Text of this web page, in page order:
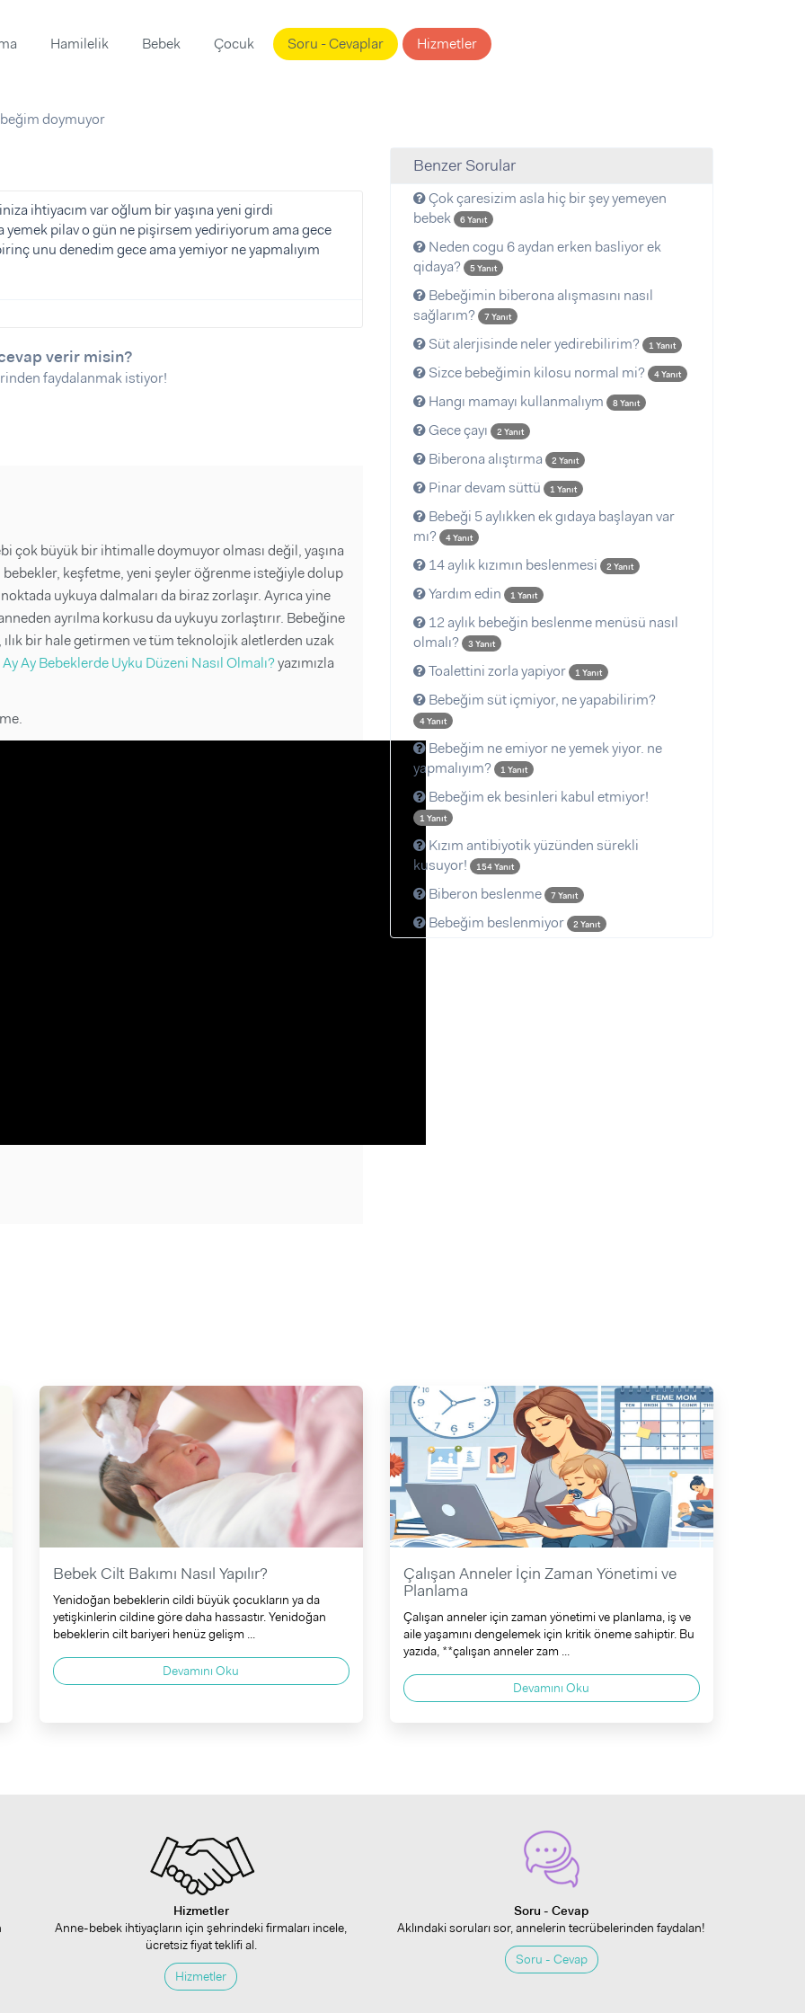
Hamilelik Bebek Çocuk Soru - Cevaplar Hizmetler
doymuyor
ihtiyacım var oğlum bir yaşına yeni girdi
pilav o gün ne pişirsem yediriyorum ama gece
unu denedim gece ama yemiyor ne yapmalıyım
verir misin?
faydalanmak istiyor!
çok büyük bir ihtimalle doymuyor olması değil, yaşına
bebekler, keşfetme, yeni şeyler öğrenme isteğiyle dolup
uykuya dalmaları da biraz zorlaşır. Ayrıca yine
ayrılma korkusu da uykuyu zorlaştırır. Bebeğine
bir hale getirmen ve tüm teknolojik aletlerden uzak
Ay Ay Bebeklerde Uyku Düzeni Nasıl Olmalı?yazımızla
Benzer Sorular
Çok çaresizim asla hiç bir şey yemeyen
bebek
6 Yanıt
Neden cogu 6 aydan erken basliyor ek
qidaya?
5 Yanıt
Bebeğimin biberona alışmasını nasıl
sağlarım?
7 Yanıt
Süt alerjisinde neler yedirebilirim? 1 Yanıt
Sizce bebeğimin kilosu normal mi? 4 Yanıt
Hangı mamayı kullanmalıym 8 Yanıt
Gece çayı 2 Yanıt
Biberona alıştırma 2 Yanıt
Pinar devam süttü 1 Yanıt
Bebeği 5 aylıkken ek gıdaya başlayan var
mı?
4 Yanıt
14 aylık kızımın beslenmesi 2 Yanıt
Yardım edin 1 Yanıt
12 aylık bebeğin beslenme menüsü nasıl
olmalı?
3 Yanıt
Toalettini zorla yapiyor 1 Yanıt
Bebeğim süt içmiyor, ne yapabilirim?
4 Yanıt
Bebeğim ne emiyor ne yemek yiyor. ne
yapmalıyım?
1 Yanıt
Bebeğim ek besinleri kabul etmiyor!
1 Yanıt
Kızım antibiyotik yüzünden sürekli
kusuyor!
154 Yanıt
Biberon beslenme 7 Yanıt
Bebeğim beslenmiyor 2 Yanıt
Bebek Cilt Bakımı Nasıl Yapılır?
Yenidoğan bebeklerin cildi büyük çocukların ya da
yetişkinlerin cildine göre daha hassastır. Yenidoğan
bebeklerin cilt bariyeri henüz gelişm ...
Devamını Oku
Çalışan Anneler İçin Zaman Yönetimi ve
Planlama
Çalışan anneler için zaman yönetimi ve planlama, iş ve
aile yaşamını dengelemek için kritik öneme sahiptir. Bu
yazıda, **çalışan anneler zam ...
Devamını Oku
Hizmetler
Anne-bebek ihtiyaçların için şehrindeki firmaları incele,
ücretsiz fiyat teklifi al.
Hizmetler
Soru - Cevap
Aklındaki soruları sor, annelerin tecrübelerinden faydalan!
Soru - Cevap